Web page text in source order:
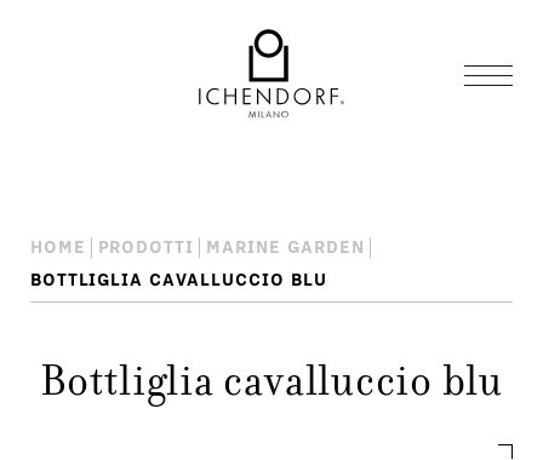
HOME PRODOTTI
MARINE GARDEN
BOTTLIGLIA CAVALLUCCIO BLU
Bottliglia cavalluccio blu